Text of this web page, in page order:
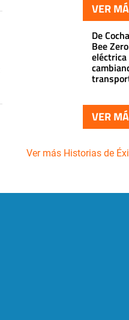
VER
De
Bee
VER
Ver más Historias de